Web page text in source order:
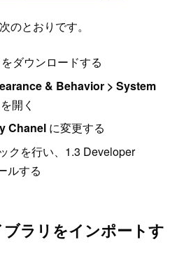
のとおりです。
ダウンロードする
& Behavior > System
を開く
Chanel に変更する
クを行い、1.3 Developer
ルする
ラリをインポートす